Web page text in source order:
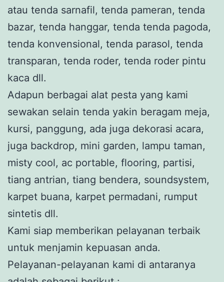
atau tenda sarnafil, tenda pameran, tenda
bazar, tenda hanggar, tenda tenda pagoda,
tenda konvensional, tenda parasol, tenda
transparan, tenda roder, tenda roder pintu
kaca dll.
Adapun berbagai alat pesta yang kami
sewakan selain tenda yakin beragam meja,
kursi, panggung, ada juga dekorasi acara,
juga backdrop, mini garden, lampu taman,
misty cool, ac portable, flooring, partisi,
tiang antrian, tiang bendera, soundsystem,
karpet buana, karpet permadani, rumput
sintetis dll.
Kami siap memberikan pelayanan terbaik
untuk menjamin kepuasan anda.
Pelayanan-pelayanan kami di antaranya